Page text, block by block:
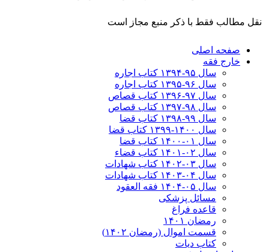
نقل مطالب فقط با ذکر منبع مجاز است
صفحه اصلی
خارج فقه
سال ۹۵-۱۳۹۴ کتاب اجاره
سال ۹۶-۱۳۹۵ کتاب اجاره
سال ۹۷-۱۳۹۶ کتاب قصاص
سال ۹۸-۱۳۹۷ کتاب قصاص
سال ۹۹-۱۳۹۸‍ کتاب قضا
سال ۱۴۰۰-۱۳۹۹ کتاب قضا
سال ۰۱-۱۴۰۰ کتاب قضا
سال ۰۲-۱۴۰۱ کتاب قضاء
سال ۰۳-۱۴۰۲ کتاب شهادات
سال ۰۴-۱۴۰۳ کتاب شهادات
سال ۰۵-۱۴۰۴ فقه العقود
مسائل پزشکی
قاعده فراغ
رمضان ۱۴۰۱
قسمت اموال (رمضان ۱۴۰۲)
کتاب دیات